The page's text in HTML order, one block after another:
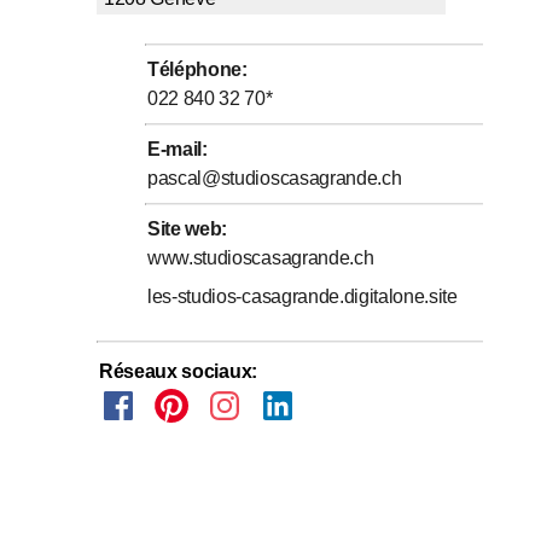
solution.
Téléphone:
022 840 32 70*
E-mail :
pascal@studioscasagrande.ch
Site web:
www.studioscasagrande.ch
les-studios-casagrande.digitalone.site
Réseaux sociaux: